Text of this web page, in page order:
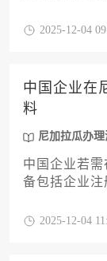
略，帮助企
2025-12-04
中国企业在
料
尼加拉瓜办
中国企业若
备包括企业
证流程、认
2025-12-04